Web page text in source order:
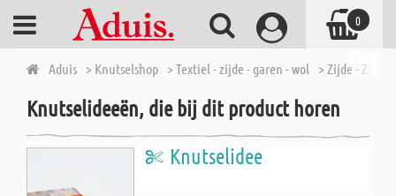
Aduis > Knutselshop > Textiel - zijde - garen - wol > Zijde -
Knutselideeën, die bij dit product horen
Knutselidee
0